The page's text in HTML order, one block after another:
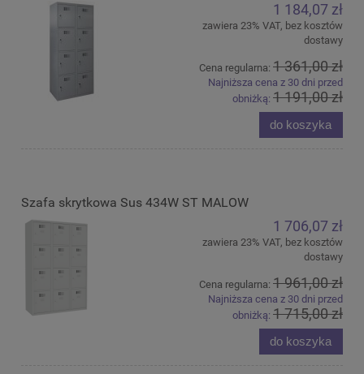
1 184,07 zł
zawiera 23% VAT, bez kosztów
dostawy
Cena regularna: 1 361,00 zł
Najniższa cena z 30 dni przed
obniżką: 1 191,00 zł
do koszyka
Szafa skrytkowa Sus 434W ST MALOW
1 706,07 zł
zawiera 23% VAT, bez kosztów
dostawy
Cena regularna: 1 961,00 zł
Najniższa cena z 30 dni przed
obniżką: 1 715,00 zł
do koszyka